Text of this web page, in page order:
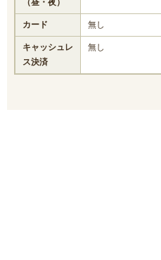
（昼・夜）
カード 無し
キャッシュレ
ス決済
無し